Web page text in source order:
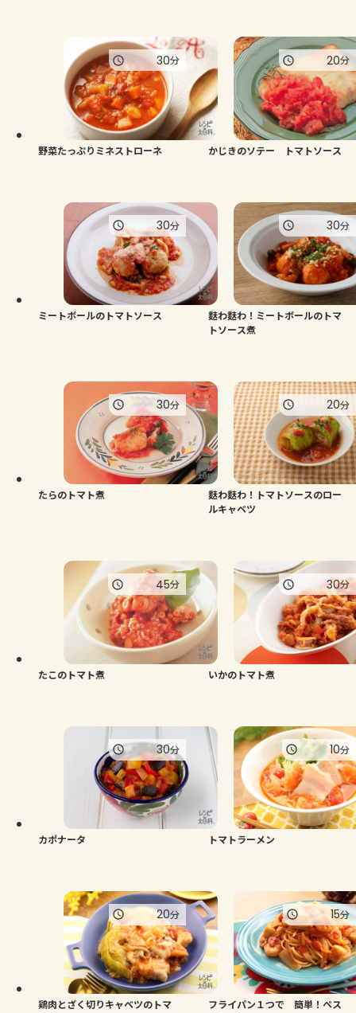
野菜たっぷりミネストローネ
30分
かじきのソテー トマトソース
20分
ミートボールのトマトソース
30分
麩わ麩わ！ミートボールのトマ
トソース煮
30分
たらのトマト煮
30分
麩わ麩わ！トマトソースのロー
ルキャベツ
20分
たこのトマト煮
45分
いかのトマト煮
30分
カポナータ
30分
トマトラーメン
10分
鶏肉とざく切りキャベツのトマ
20分
フライパン１つで 簡単！ペス
15分